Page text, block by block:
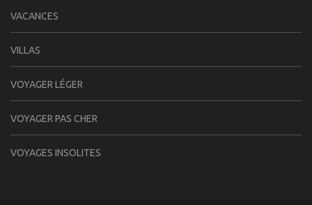
VACANCES
VILLAS
VOYAGER LÉGER
VOYAGER PAS CHER
VOYAGES INSOLITES